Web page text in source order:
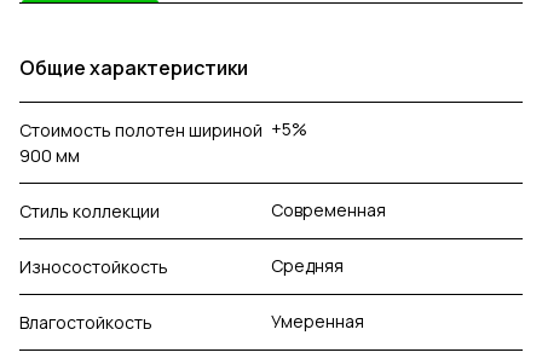
Общие характеристики
Стоимость полотен шириной
900 мм
+5%
Стиль коллекции Современная
Износостойкость Средняя
Влагостойкость Умеренная